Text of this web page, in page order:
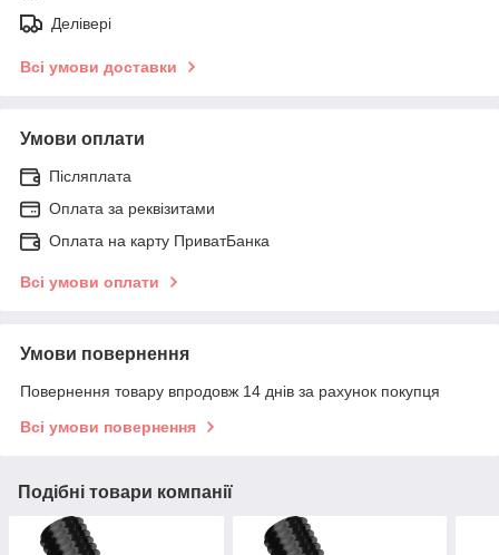
Делівері
Всі умови доставки
Умови оплати
Післяплата
Оплата за реквізитами
Оплата на карту ПриватБанка
Всі умови оплати
Умови повернення
Повернення товару впродовж 14 днів за рахунок покупця
Всі умови повернення
Подібні товари компанії